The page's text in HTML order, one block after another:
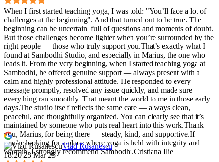
When I first started teaching yoga, I was told: "You’ll face a lot of
challenges at the beginning". And that turned out to be true. The
beginning can be uncertain, full of questions and moments of doubt.
But those challenges become lighter when you’re surrounded by the
right people — those who truly support you.That’s exactly what I
found at Sambodhi Studio, and especially in Marius, the one who
leads it. From the very beginning, when I started teaching yoga at
Sambodhi, he offered genuine support — always present with a
calm and highly professional attitude. He responded to every
message promptly, resolved any issue quickly, and made sure
everything ran smoothly. That meant the world to me in those early
days.The studio itself reflects the same care — always clean,
peaceful, and thoughtfully organized. You can clearly see that it’s
maintained by someone who puts real heart into this work.Thank
you, Marius, for being there — steady, kind, and supportive.If
you’re looking for a place where yoga is held with integrity and
warmth, I strongly recommend Sambodhi.Cristiana Ilie
Vlad Rusanescu
18:20 23 Mar 25